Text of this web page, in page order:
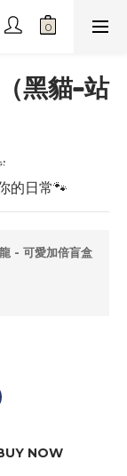
黑貓-站
的日常​🐾
- 可愛加倍盲盒
NOW